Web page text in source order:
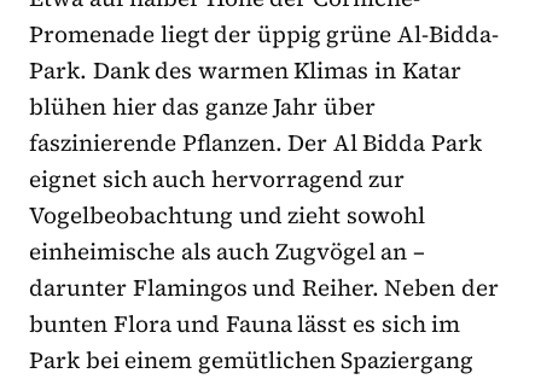
Promenade liegt der üppig grüne Al-Bidda-
Park. Dank des warmen Klimas in Katar
blühen hier das ganze Jahr über
faszinierende Pflanzen. Der Al Bidda Park
eignet sich auch hervorragend zur
Vogelbeobachtung und zieht sowohl
einheimische als auch Zugvögel an –
darunter Flamingos und Reiher. Neben der
bunten Flora und Fauna lässt es sich im
Park bei einem gemütlichen Spaziergang